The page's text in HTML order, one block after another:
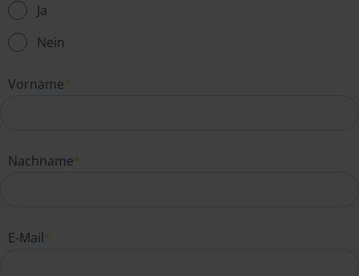
Ja
Nein
Vorname*
Nachname*
E-Mail*